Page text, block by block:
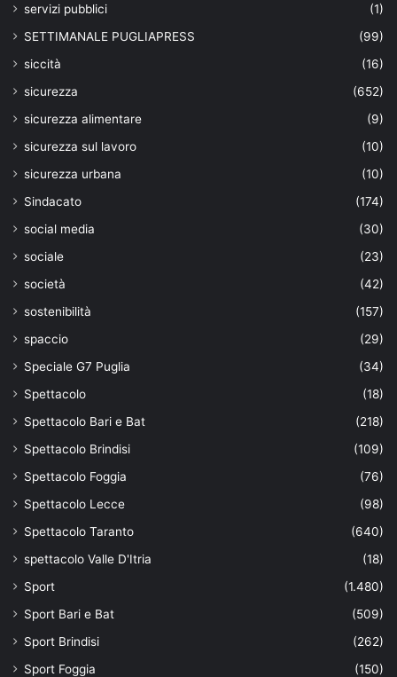
servizi pubblici
(1)
SETTIMANALE PUGLIAPRESS
(99)
siccità
(16)
sicurezza
(652)
sicurezza alimentare
(9)
sicurezza sul lavoro
(10)
sicurezza urbana
(10)
Sindacato
(174)
social media
(30)
sociale
(23)
società
(42)
sostenibilità
(157)
spaccio
(29)
Speciale G7 Puglia
(34)
Spettacolo
(18)
Spettacolo Bari e Bat
(218)
Spettacolo Brindisi
(109)
Spettacolo Foggia
(76)
Spettacolo Lecce
(98)
Spettacolo Taranto
(640)
spettacolo Valle D'Itria
(18)
Sport
(1.480)
Sport Bari e Bat
(509)
Sport Brindisi
(262)
Sport Foggia
(150)